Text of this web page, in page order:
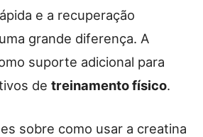
e a recuperação
grande diferença. A
suporte adicional para
de treinamento físico.
sobre como usar a creatina